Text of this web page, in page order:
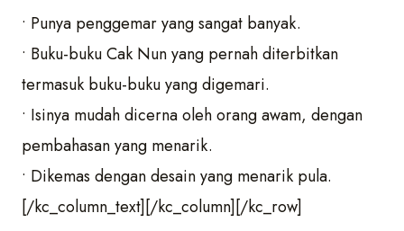
• Punya penggemar yang sangat banyak.
• Buku-buku Cak Nun yang pernah diterbitkan
termasuk buku-buku yang digemari.
• Isinya mudah dicerna oleh orang awam, dengan
pembahasan yang menarik.
• Dikemas dengan desain yang menarik pula.
[/kc_column_text][/kc_column][/kc_row]